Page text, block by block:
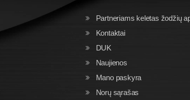
Partneriams keletas žodžių
Kontaktai
DUK
Naujienos
Mano paskyra
Norų sąrašas